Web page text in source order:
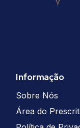
Informação
Sobre Nós
Área do